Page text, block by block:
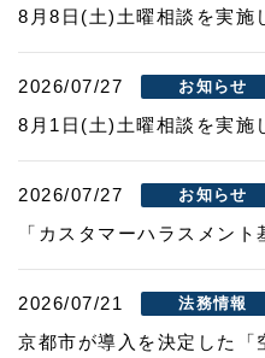
8月8日(土)土曜相談を実施
2026/07/27 お知らせ
8月1日(土)土曜相談を実施
2026/07/27 お知らせ
「カスタマーハラスメン
2026/07/21 法務情報
京都市が導入を決定した「